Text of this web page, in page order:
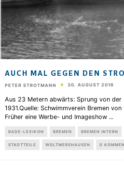
AUCH MAL GEGEN DEN
PETER STROTMANN 30. AUGUST 2016
Aus 23 Metern abwärts: Sprung von der
1931.Quelle: Schwimmverein Bremen
Früher eine Werbe- und Imageshow ...
BADE-LEXIKON BREMEN BREMEN INTERN
STADTTEILE WOLTMERSHAUSEN 0